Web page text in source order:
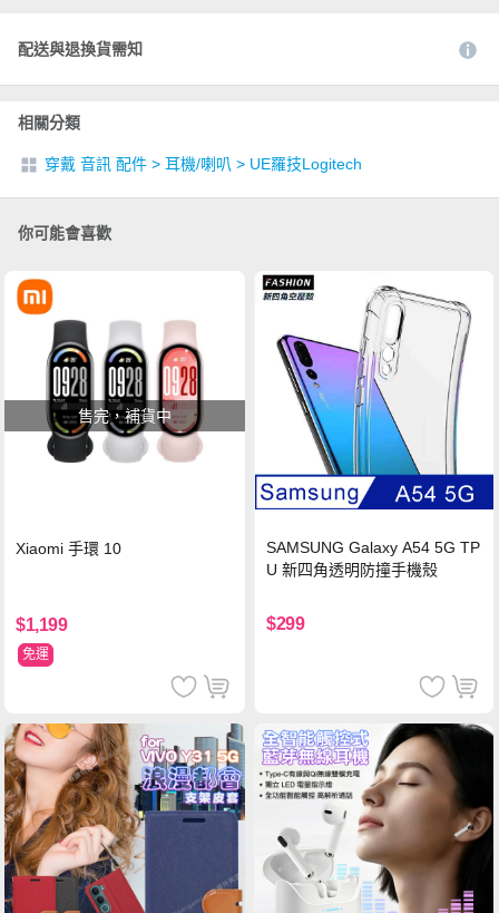
配送與退換貨需知
相關分類
穿戴 音訊 配件 > 耳機/喇叭 > UE羅技Logitech
你可能會喜歡
售完，補貨中
Xiaomi 手環 10
$1,199
免運
SAMSUNG Galaxy A54 5G TP
U 新四角透明防撞手機殼
$299